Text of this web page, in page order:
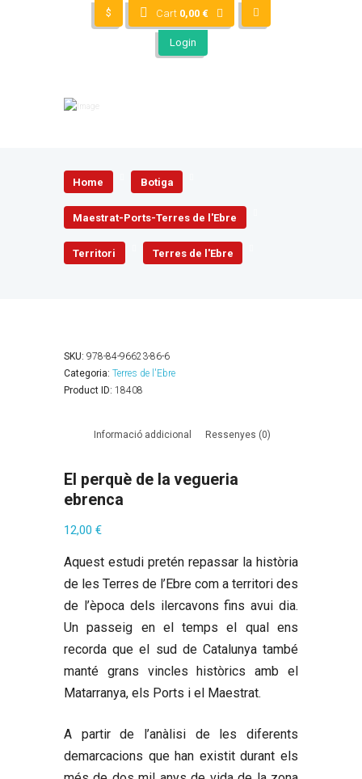
$ Cart 0,00 €
Login
Home Botiga
Maestrat-Ports-Terres de l'Ebre
Territori Terres de l'Ebre
SKU: 978-84-96623-86-6
Categoria: Terres de l'Ebre
Product ID: 18408
Informació addicional Ressenyes (0)
El perquè de la vegueria
ebrenca
12,00 €
Aquest estudi pretén repassar la història
de les Terres de l’Ebre com a territori des
de l’època dels ilercavons fins avui dia.
Un passeig en el temps el qual ens
recorda que el sud de Catalunya també
manté grans vincles històrics amb el
Matarranya, els Ports i el Maestrat.
A partir de l’anàlisi de les diferents
demarcacions que han existit durant els